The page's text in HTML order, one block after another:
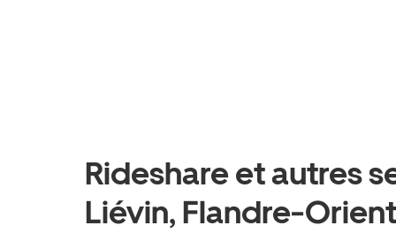
Rideshare et autres
Liévin, Flandre-